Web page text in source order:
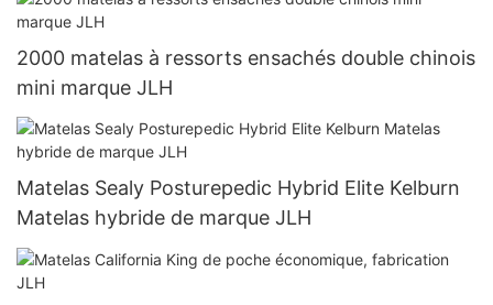
2000 matelas à ressorts ensachés double chinois
mini marque JLH
Matelas Sealy Posturepedic Hybrid Elite Kelburn
Matelas hybride de marque JLH